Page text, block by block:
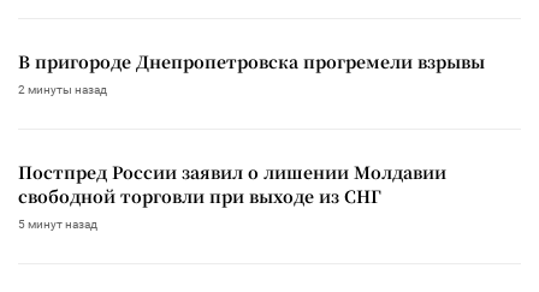
В пригороде Днепропетровска прогремели взрывы
2 минуты назад
Постпред России заявил о лишении Молдавии
свободной торговли при выходе из СНГ
5 минут назад